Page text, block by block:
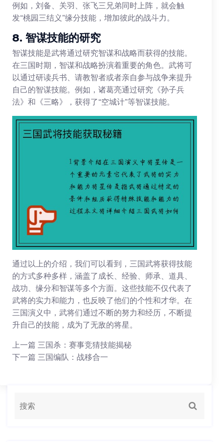
例如，刘备、关羽、张飞三兄弟同时上阵，就会触
发“桃园三结义”缘分技能，增加彼此的战斗力。
8. 智谋技能的研究
智谋技能是武将通过研究智谋和战略而获得的技能。
在三国时期，智谋和战略扮演着重要的角色。武将可
以通过研读兵书、请教智者或者亲自参与战争来提升
自己的智谋技能。例如，诸葛亮通过研究《孙子兵
法》和《三略》，获得了“空城计”等智谋技能。
通过以上的介绍，我们可以看到，三国武将获得技能
的方式多种多样，涵盖了成长、经验、师承、道具、
战功、缘分和智谋等多个方面。这些技能不仅代表了
武将的实力和能力，也反映了他们的个性和才华。在
三国演义中，武将们通过不断的努力和经历，不断提
升自己的技能，成为了无敌的将星。
上一篇 三国杀：赛事竞猜技能揭秘
下一篇 三国编队：战移合一